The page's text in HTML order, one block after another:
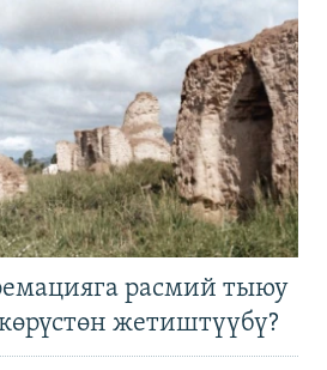
расмий тыюу
жетиштүүбү?